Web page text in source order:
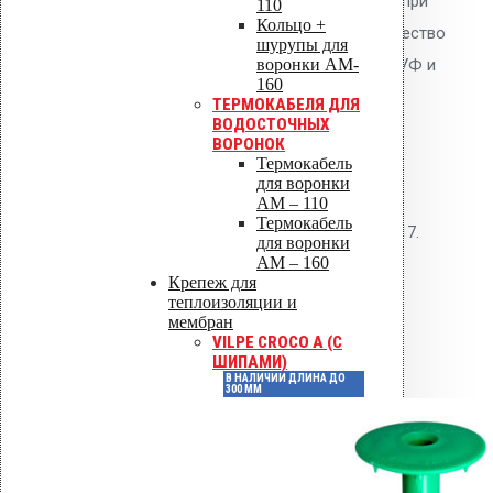
110
Кольцо +
шурупы для
воронки AM-
160
ТЕРМОКАБЕЛЯ ДЛЯ
ВОДОСТОЧНЫХ
ВОРОНОК
Термокабель
для воронки
AM – 110
Термокабель
для воронки
AM – 160
Крепеж для
теплоизоляции и
мембран
VILPE CROCO A (С
ШИПАМИ)
В НАЛИЧИИ ДЛИНА ДО
300 ММ
температуре 350-400°C. Преимущество
ТПО — повышенная стойкость к УФ и
химическим воздействиям.
Нормативные
документы
СП 30.13330.2016, СП 17.13330.2017.
Детали
Артикул
Светло-
серый